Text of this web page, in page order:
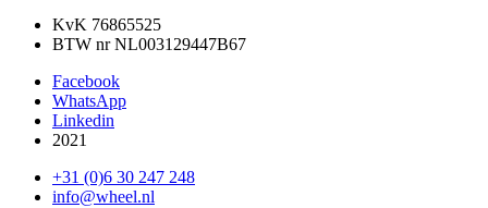
KvK 76865525
BTW nr NL003129447B67
Facebook
WhatsApp
Linkedin
2021
+31 (0)6 30 247 248
info@wheel.nl